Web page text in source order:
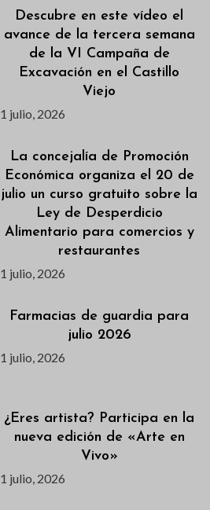
Descubre en este vídeo el
avance de la tercera semana
de la VI Campaña de
Excavación en el Castillo
Viejo
1 julio, 2026
La concejalía de Promoción
Económica organiza el 20 de
julio un curso gratuito sobre la
Ley de Desperdicio
Alimentario para comercios y
restaurantes
1 julio, 2026
Farmacias de guardia para
julio 2026
1 julio, 2026
¿Eres artista? Participa en la
nueva edición de «Arte en
Vivo»
1 julio, 2026